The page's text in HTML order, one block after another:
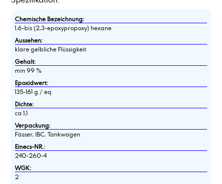
Chemische Bezeichnung:
1,6-bis (2,3-epoxypropoxy) hexane
Aussehen:
klare gelbliche Flüssigkeit
Gehalt:
min 99 %
Epoxidwert:
135-161 g / eq
Dichte:
ca 1,1
Verpackung:
Fässer, IBC, Tankwagen
Einecs-NR.:
240-260-4
WGK:
2